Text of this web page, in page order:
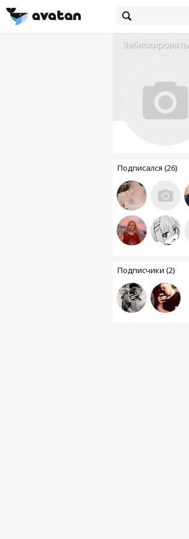
Заблокировать
Подписался (26)
Подписчики (2)